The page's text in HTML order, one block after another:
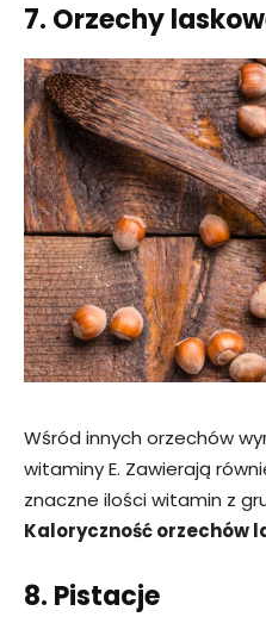
7. Orzechy
Wśród innych orzechów
witaminy E. Zawierają
znaczne ilości witamin z
Kaloryczność orzechów
8. Pistacje